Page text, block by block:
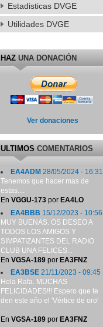
Estadisticas DVGE
Utilidades DVGE
HAZUNA DONACIÓN
Ver donaciones
ULTIMOSCOMENTARIOS
EA4ADM 28/05/2024 - 16:31
Tenemos que hacer mas de
estas....
En VGGU-173por EA4LO
EA4BBB 15/12/2023 - 10:56
MUY BUENAS. OS DESEO A
TODOS LOS AMIGOS Y
SIMPATIZANTES DEL RADIO
CLUB UNA FELICES...
En VGSA-189por EA3FNZ
EA3BSE21/11/2023 - 09:45
Hola Rafa. MUCHAS
FELICIDADES!!! Espero que te
den este año el 'Vértice de oro'
...
En VGSA-189por EA3FNZ